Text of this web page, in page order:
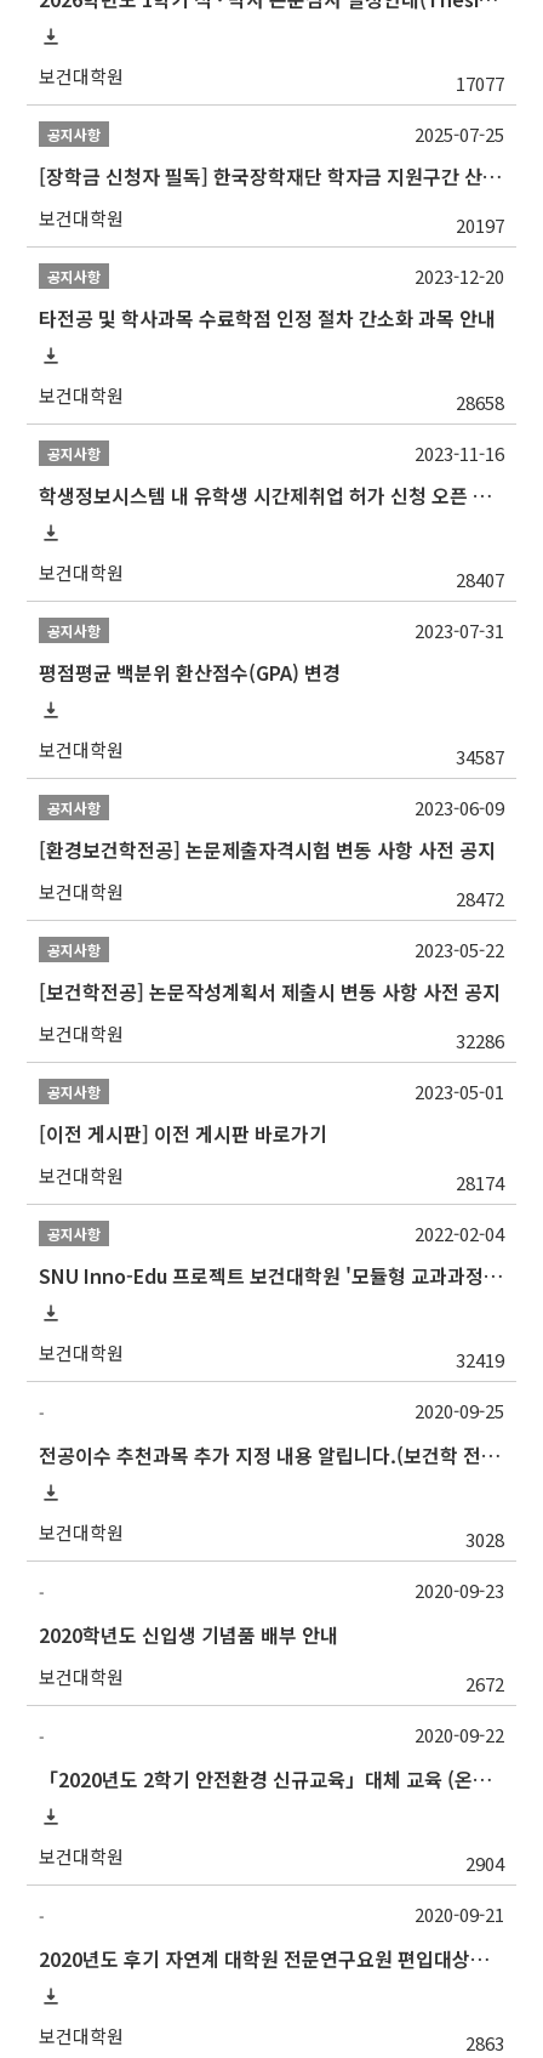
보건대학원 17077
공지사항
[장학금 신청자 필독] 한국장학재단 학자금 지원구간 산정 권고
보건대학원 20197
2025-07-25
공지사항
타전공 및 학사과목 수료학점 인정 절차 간소화 과목 안내
보건대학원 28658
2023-12-20
공지사항
학생정보시스템 내 유학생 시간제취업 허가 신청 오픈 안내
보건대학원 28407
2023-11-16
공지사항
평점평균 백분위 환산점수(GPA) 변경
보건대학원 34587
2023-07-31
공지사항
[환경보건학전공] 논문제출자격시험 변동 사항 사전 공지
보건대학원 28472
2023-06-09
공지사항
[보건학전공] 논문작성계획서 제출시 변동 사항 사전 공지
보건대학원 32286
2023-05-22
공지사항
[이전 게시판] 이전 게시판 바로가기
보건대학원 28174
2023-05-01
공지사항
SNU Inno-Edu 프로젝트 보건대학원 '모듈형 교과과정' 안내(revised 2022/2/28)
보건대학원 32419
2022-02-04
-
전공이수 추천과목 추가 지정 내용 알립니다.(보건학 전공)
보건대학원 3028
2020-09-25
-
2020학년도 신입생 기념품 배부 안내
보건대학원 2672
2020-09-23
-
「2020년도 2학기 안전환경 신규교육」대체 교육 (온라인강좌) 추가 실시 안내
보건대학원 2904
2020-09-22
-
2020년도 후기 자연계 대학원 전문연구요원 편입대상자 선발 공고 안내
보건대학원 2863
2020-09-21